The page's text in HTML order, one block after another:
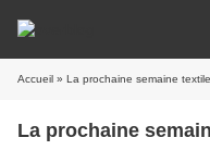
Accueil » La prochaine semaine
La prochaine